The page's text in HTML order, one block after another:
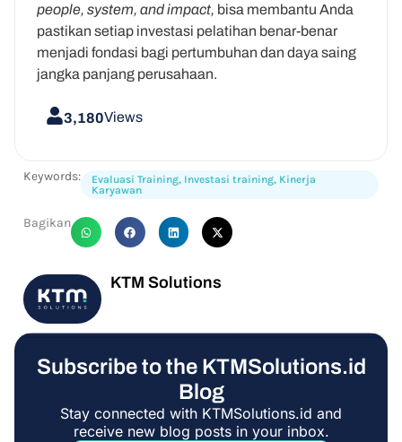
people, system, and impact, bisa membantu Anda
pastikan setiap investasi pelatihan benar-benar
menjadi fondasi bagi pertumbuhan dan daya saing
jangka panjang perusahaan.
3,180Views
Keywords: Evaluasi Training, Investasi training, Kinerja
Karyawan
Bagikan
KTM Solutions
Subscribe to the KTMSolutions.id
Blog
Stay connected with KTMSolutions.id and
receive new blog posts in your inbox.